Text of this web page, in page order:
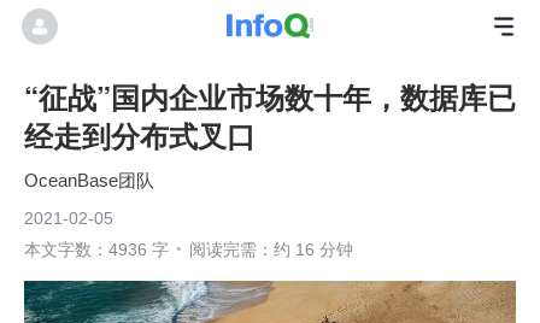
“征战”国内企业市场数十年，数据库已
经走到分布式叉口
OceanBase团队
2021-02-05
本文字数：4936 字
阅读完需：约 16 分钟